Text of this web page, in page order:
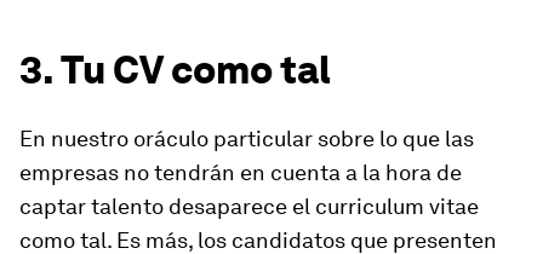
3. Tu CV como tal
En nuestro oráculo particular sobre lo que las
empresas no tendrán en cuenta a la hora de
captar talento desaparece el curriculum vitae
como tal. Es más, los candidatos que presenten